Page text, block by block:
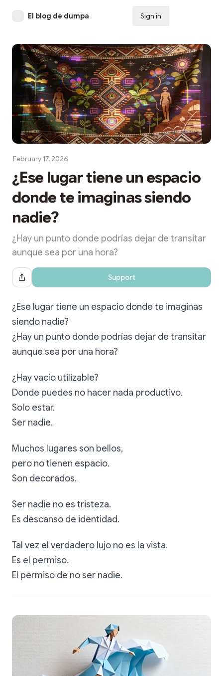
El blog de dumpa Sign in
February 17, 2026
¿Ese lugar tiene un espacio
donde te imaginas siendo
nadie?
¿Hay un punto donde podrías dejar de transitar
aunque sea por una hora?
Share Dialog Support
¿Ese lugar tiene un espacio donde te imaginas
siendo nadie?
¿Hay un punto donde podrías dejar de transitar
aunque sea por una hora?
¿Hay vacío utilizable?
Donde puedes no hacer nada productivo.
Solo estar.
Ser nadie.
Muchos lugares son bellos,
pero no tienen espacio.
Son decorados.
Ser nadie no es tristeza.
Es descanso de identidad.
Tal vez el verdadero lujo no es la vista.
Es el permiso.
El permiso de no ser nadie.